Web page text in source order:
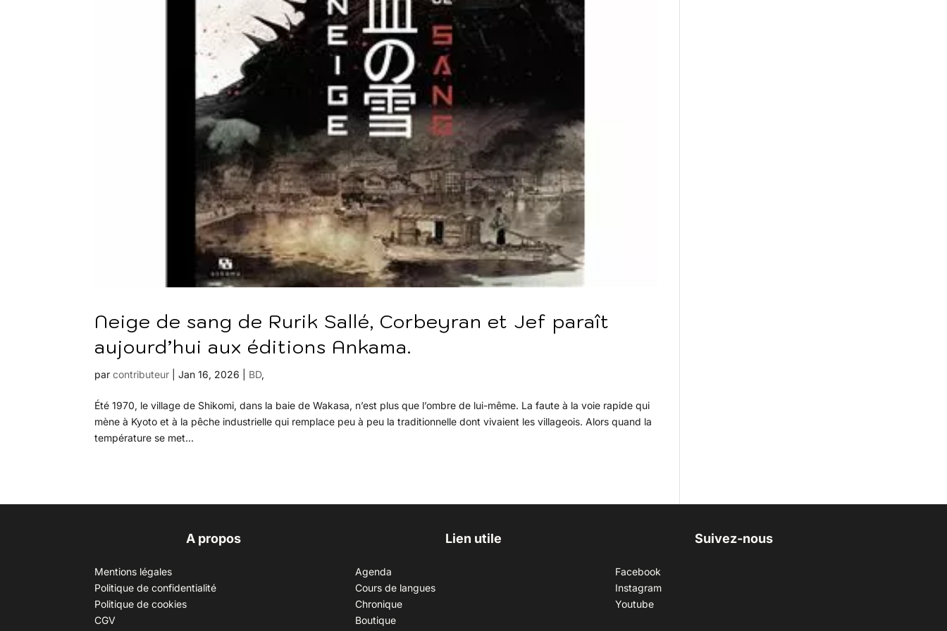
Neige de sang de Rurik Sallé, Corbeyran et Jef paraît
aujourd’hui aux éditions Ankama.
parcontributeur |Jan 16, 2026 BD,
Été 1970, le village de Shikomi, dans la baie de Wakasa, n’est plus que l’ombre de lui-même. La faute à la voie rapide qui
mène à Kyoto et à la pêche industrielle qui remplace peu à peu la traditionnelle dont vivaient les villageois. Alors quand la
température se met...
A propos
Mentions légales
Politique de confidentialité
Politique de cookies
CGV
Lien utile
Agenda
Cours de langues
Chronique
Boutique
Suivez-nous
Facebook
Instagram
Youtube